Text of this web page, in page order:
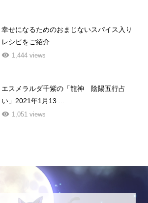
幸せになるためのおまじないスパイス入り
レシピをご紹介
1,444 views
エスメラルダ千紫の「龍神 陰陽五行占
い」2021年1月13 ...
1,051 views